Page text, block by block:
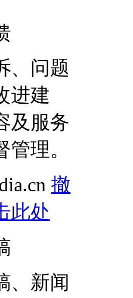
、问题
进建
及服务
管理。
撤
此处
、新闻